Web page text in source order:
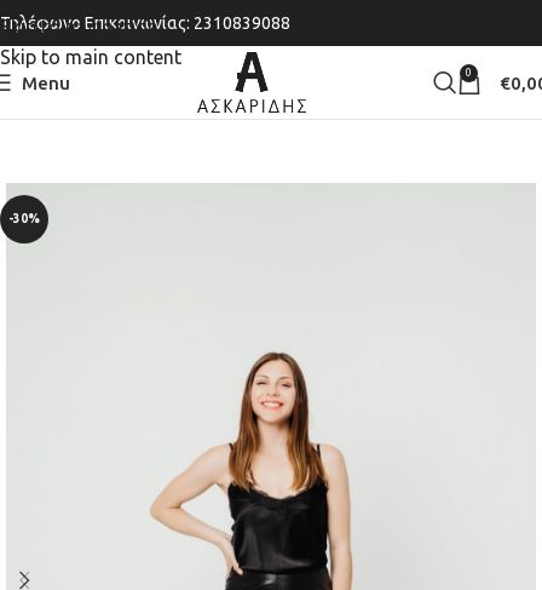
Skip to navigation
Skip to main content
Τηλέφωνο Επικοινωνίας: 2310839088
Menu 0 €
-30%